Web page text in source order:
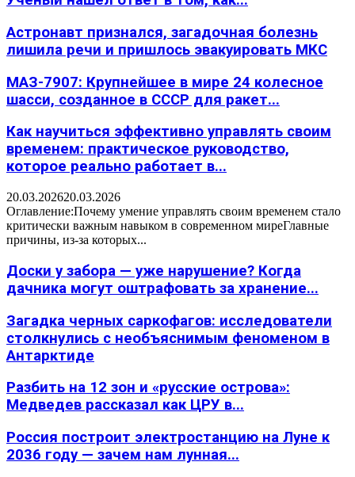
Астронавт признался, загадочная болезнь
лишила речи и пришлось эвакуировать МКС
МАЗ-7907: Крупнейшее в мире 24 колесное
шасси, созданное в СССР для ракет...
Как научиться эффективно управлять своим
временем: практическое руководство,
которое реально работает в...
20.03.202620.03.2026
Оглавление:Почему умение управлять своим временем стало
критически важным навыком в современном миреГлавные
причины, из-за которых...
Доски у забора — уже нарушение? Когда
дачника могут оштрафовать за хранение...
Загадка черных саркофагов: исследователи
столкнулись с необъяснимым феноменом в
Антарктиде
Разбить на 12 зон и «русские острова»:
Медведев рассказал как ЦРУ в...
Россия построит электростанцию на Луне к
2036 году — зачем нам лунная...